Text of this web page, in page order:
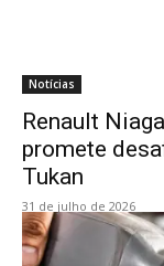
Notícias
Renault
promete
Tukan
31 de julho de 2026